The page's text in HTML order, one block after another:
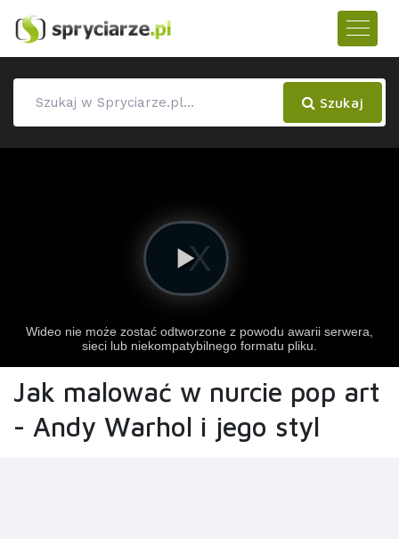
Szukaj
Jak malować w nurcie pop art
- Andy Warhol i jego styl